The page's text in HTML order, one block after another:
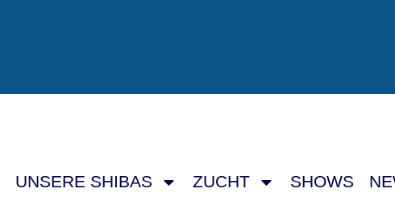
UNSERE SHIBAS ZUCHT SHOWS